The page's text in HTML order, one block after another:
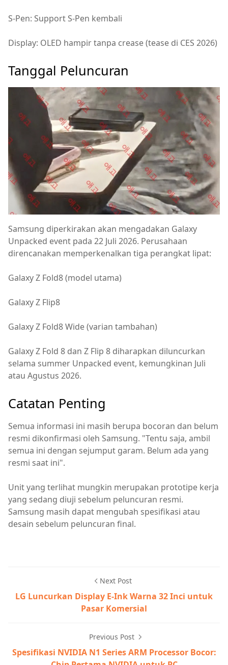
S-Pen: Support S-Pen kembali
Display: OLED hampir tanpa crease (tease di CES 2026)
Tanggal Peluncuran
Samsung diperkirakan akan mengadakan Galaxy
Unpacked event pada 22 Juli 2026. Perusahaan
direncanakan memperkenalkan tiga perangkat lipat:
Galaxy Z Fold8 (model utama)
Galaxy Z Flip8
Galaxy Z Fold8 Wide (varian tambahan)
Galaxy Z Fold 8 dan Z Flip 8 diharapkan diluncurkan
selama summer Unpacked event, kemungkinan Juli
atau Agustus 2026.
Catatan Penting
Semua informasi ini masih berupa bocoran dan belum
resmi dikonfirmasi oleh Samsung. "Tentu saja, ambil
semua ini dengan sejumput garam. Belum ada yang
resmi saat ini".
Unit yang terlihat mungkin merupakan prototipe kerja
yang sedang diuji sebelum peluncuran resmi.
Samsung masih dapat mengubah spesifikasi atau
desain sebelum peluncuran final.
Next Post
LG Luncurkan Display E-Ink Warna 32 Inci untuk
Pasar Komersial
Previous Post
Spesifikasi NVIDIA N1 Series ARM Processor Bocor: